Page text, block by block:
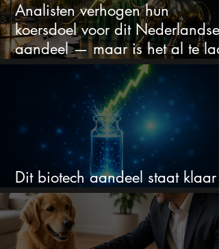
Analisten verhogen hun
koersdoel voor dit Nederlandse
aandeel — maar is het al te laat
om in te stappen?
Dit biotech aandeel staat klaar
voor een flinke rally